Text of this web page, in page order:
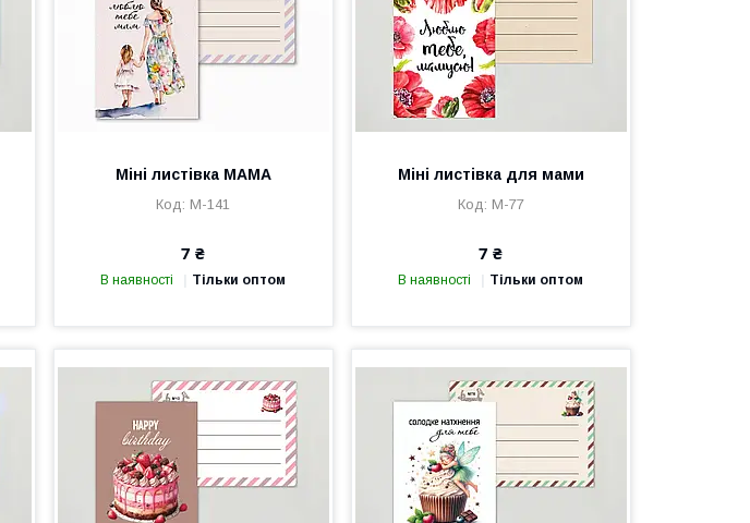
Міні листівка МАМА
М-141
7 ₴
В наявності Тільки оптом
Міні листівка для мами
М-77
7 ₴
В наявності Тільки оптом